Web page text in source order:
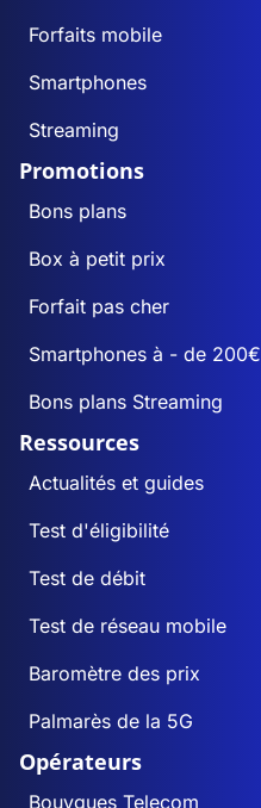
Forfaits mobile
Smartphones
Streaming
Promotions
Bons plans
Box à petit prix
Forfait pas cher
Smartphones à - de 200€
Bons plans Streaming
Ressources
Actualités et guides
Test d'éligibilité
Test de débit
Test de réseau mobile
Baromètre des prix
Palmarès de la 5G
Opérateurs
Bouygues Telecom